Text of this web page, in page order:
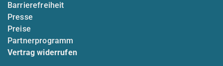
Barrierefreiheit
Presse
Preise
Partnerprogramm
Vertrag widerrufen